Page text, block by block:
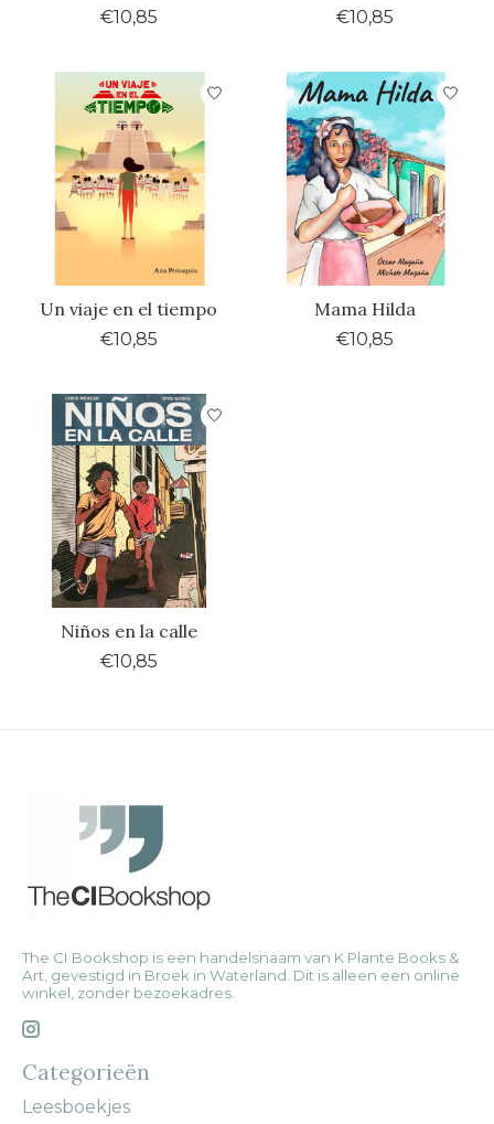
€10,85 €10,85
Un viaje en el tiempo
€10,85
Mama Hilda
€10,85
Niños en la calle
€10,85
The CI Bookshop is een handelsnaam van K Plante Books &
Art, gevestigd in Broek in Waterland. Dit is alleen een online
winkel, zonder bezoekadres.
Categorieën
Leesboekjes